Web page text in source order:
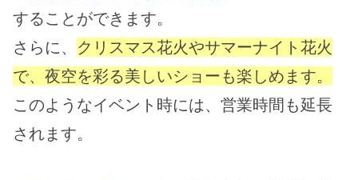
することができます。
さらに、 クリスマス花火やサマーナイト花火
で、夜空を彩る美しいショーも楽しめます。
このようなイベント時には、営業時間も延長
されます。